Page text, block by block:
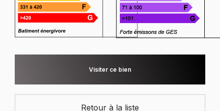
Visiter ce bien
Retour à la liste